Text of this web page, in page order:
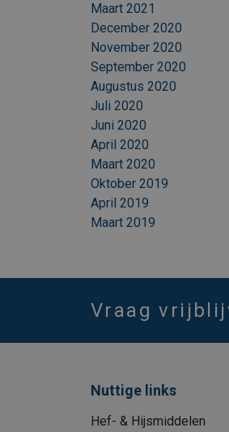
Maart 2021
December 2020
November 2020
September 2020
Augustus 2020
Juli 2020
Juni 2020
April 2020
Maart 2020
Oktober 2019
April 2019
Maart 2019
Vraag
Nuttige links
Hef- & Hijsmiddelen